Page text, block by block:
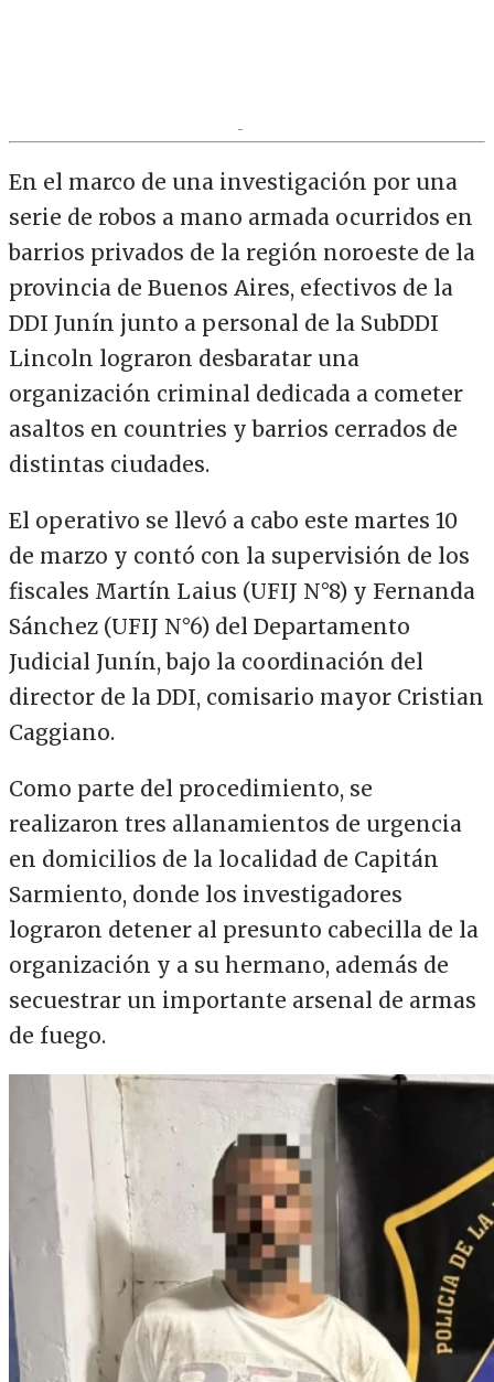
En el marco de una investigación por una
serie de robos a mano armada ocurridos en
barrios privados de la región noroeste de la
provincia de Buenos Aires, efectivos de la
DDI Junín junto a personal de la SubDDI
Lincoln lograron desbaratar una
organización criminal dedicada a cometer
asaltos en countries y barrios cerrados de
distintas ciudades.
El operativo se llevó a cabo este martes 10
de marzo y contó con la supervisión de los
fiscales Martín Laius (UFIJ N°8) y Fernanda
Sánchez (UFIJ N°6) del Departamento
Judicial Junín, bajo la coordinación del
director de la DDI, comisario mayor Cristian
Caggiano.
Como parte del procedimiento, se
realizaron tres allanamientos de urgencia
en domicilios de la localidad de Capitán
Sarmiento, donde los investigadores
lograron detener al presunto cabecilla de la
organización y a su hermano, además de
secuestrar un importante arsenal de armas
de fuego.